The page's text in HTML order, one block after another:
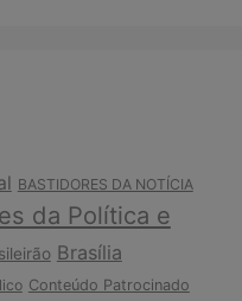
BASTIDORES DA NOTÍCIA
da Política e
Brasília
Conteúdo Patrocinado